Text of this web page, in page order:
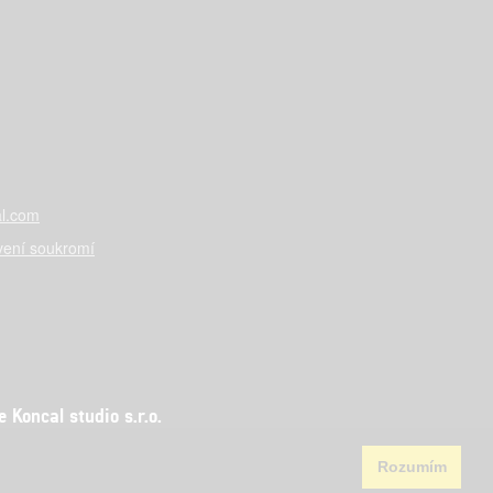
Rozumím
soukromí
studio s.r.o.